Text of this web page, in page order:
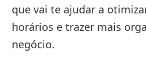
que vai te ajudar a
horários e trazer mais
negócio.